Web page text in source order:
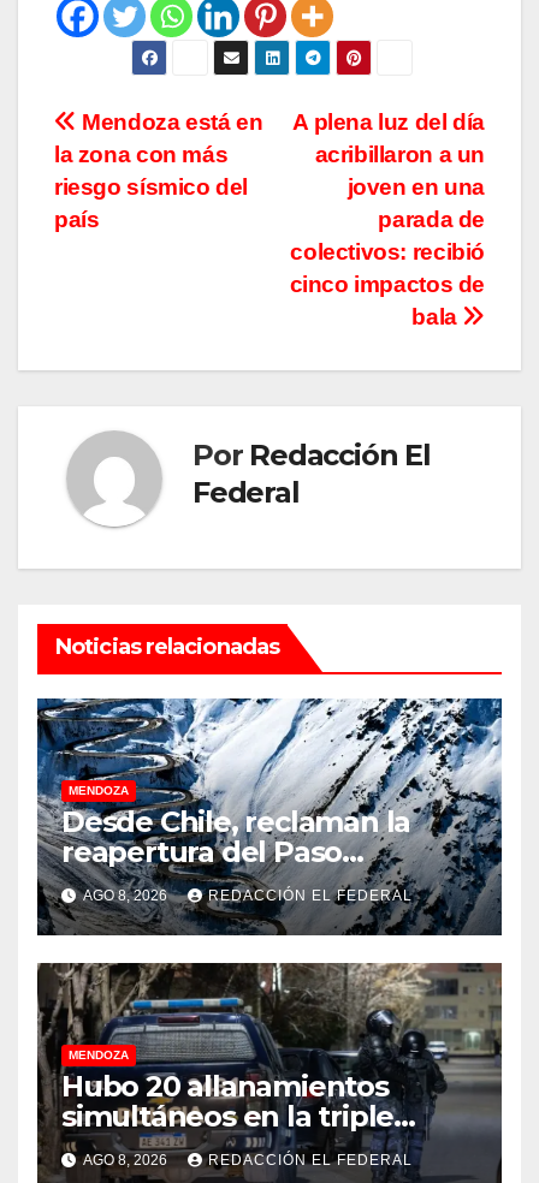
Navegación
de
entradas
A plena luz del día
acribillaron a un
joven en una
parada de
colectivos: recibió
cinco impactos de
bala
Mendoza está en
la zona con más
riesgo sísmico del
país
Por Redacción El
Federal
Noticias relacionadas
MENDOZA
Desde Chile, reclaman la
reapertura del Paso
Internacional Los
Libertadores: pérdidas
millonarias
AGO 8, 2026 REDACCIÓN EL FEDERAL
MENDOZA
Hubo 20 allanamientos
simultáneos en la triple
frontera de Luján, Maipú y
AGO 8, 2026 REDACCIÓN EL FEDERAL